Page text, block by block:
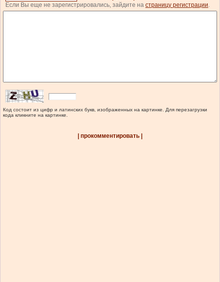
Если Вы еще не зарегистрировались, зайдите на страницу регистрации.
Код состоит из цифр и латинских букв, изображенных на картинке. Для перезагрузки
кода кликните на картинке.
| прокомментировать |